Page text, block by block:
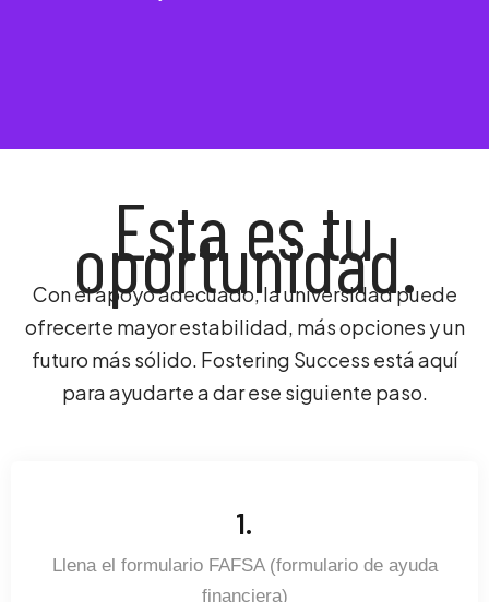
Esta es tu
oportunidad.
Con el apoyo adecuado, la universidad puede
ofrecerte mayor estabilidad, más opciones y un
futuro más sólido. Fostering Success está aquí
para ayudarte a dar ese siguiente paso.
1.
Llena el formulario FAFSA (formulario de ayuda
financiera)